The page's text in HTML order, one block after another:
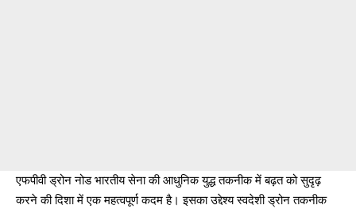
एफपीवी ड्रोन नोड भारतीय सेना की आधुनिक युद्ध तकनीक में बढ़त को सुदृढ़
करने की दिशा में एक महत्वपूर्ण कदम है। इसका उद्देश्य स्वदेशी ड्रोन तकनीक